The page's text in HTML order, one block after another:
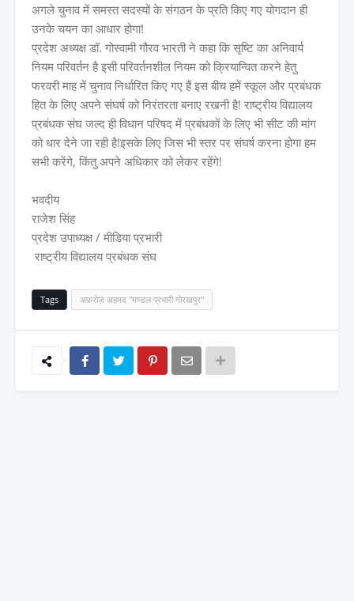
अगले चुनाव में समस्त सदस्यों के संगठन के प्रति किए गए योगदान ही
उनके चयन का आधार होगा!
प्रदेश अध्यक्ष डॉ. गोस्वामी गौरव भारती ने कहा कि सृष्टि का अनिवार्य
नियम परिवर्तन है इसी परिवर्तनशील नियम को क्रियान्वित करने हेतु
फरवरी माह में चुनाव निर्धारित किए गए हैं इस बीच हमें स्कूल और प्रबंधक
हित के लिए अपने संघर्ष को निरंतरता बनाए रखनी है! राष्ट्रीय विद्यालय
प्रबंधक संघ जल्द ही विधान परिषद में प्रबंधकों के लिए भी सीट की मांग
को धार देने जा रही है!इसके लिए जिस भी स्तर पर संघर्ष करना होगा हम
सभी करेंगे, किंतु अपने अधिकार को लेकर रहेंगे!
भवदीय
राजेश सिंह
प्रदेश उपाध्यक्ष / मीडिया प्रभारी
राष्ट्रीय विद्यालय प्रबंधक संघ
Tags अफ़रोज़ अहमद "मण्डल प्रभारी गोरखपुर"